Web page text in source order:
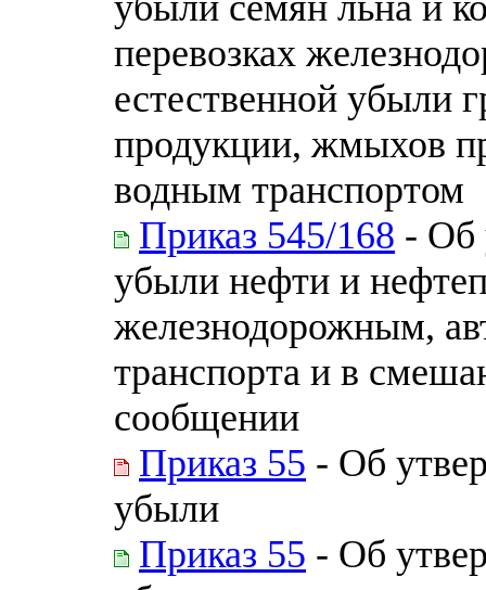
перевозках
естественной убыли
продукции, жмыхов
водным транспортом
Приказ 545/168 - Об
убыли нефти и
железнодорожным,
транспорта и в
сообщении
Приказ 55 - Об
убыли
Приказ 55 - Об